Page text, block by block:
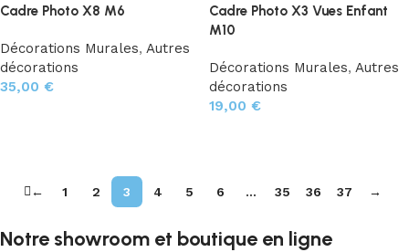
Cadre Photo X8 M6
Décorations Murales, Autres
décorations
35,00 €
Cadre Photo X3 Vues Enfant
M10
Décorations Murales, Autres
décorations
19,00 €
← 1 2 3 4 5 6 … 35 36 37 →
Notre showroom et boutique en ligne